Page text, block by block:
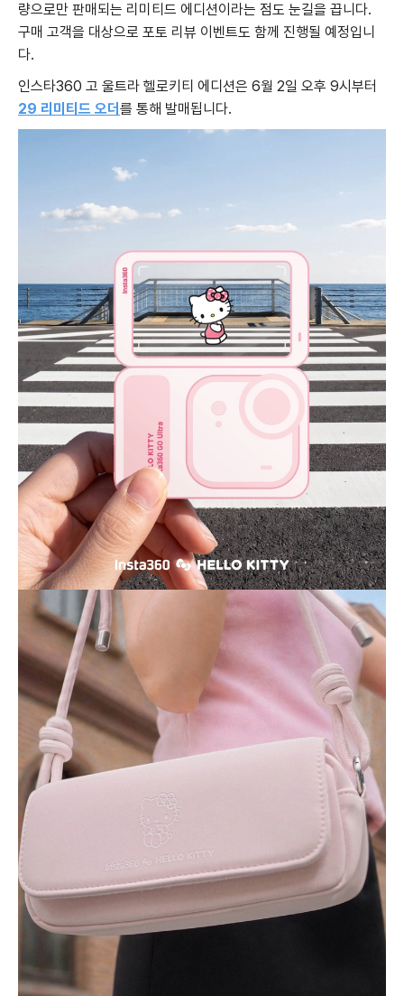
량으로만 판매되는 리미티드 에디션이라는 점도 눈길을 끕니다.
구매 고객을 대상으로 포토 리뷰 이벤트도 함께 진행될 예정입니
다.
인스타360 고 울트라 헬로키티 에디션은 6월 2일 오후 9시부터
29 리미티드 오더 를 통해 발매됩니다.